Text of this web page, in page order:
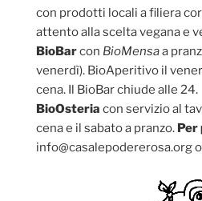
con prodotti locali a filiera
attento alla scelta vegana e
BioBarcon BioMensaa
venerdì). BioAperitivo il
cena. Il BioBar chiude alle 24.
BioOsteria con servizio al
cena e il sabato a pranzo. Per
info@casalepodererosa.org